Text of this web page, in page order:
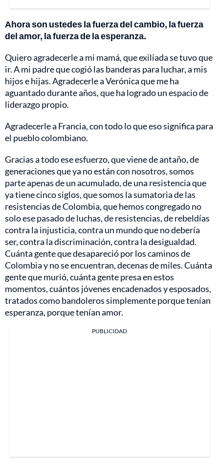
Ahora son ustedes la fuerza del cambio, la fuerza
del amor, la fuerza de la esperanza.
Quiero agradecerle a mi mamá, que exiliada se tuvo que
ir. A mi padre que cogió las banderas para luchar, a mis
hijos e hijas. Agradecerle a Verónica que me ha
aguantado durante años, que ha logrado un espacio de
liderazgo propio.
Agradecerle a Francia, con todo lo que eso significa para
el pueblo colombiano.
Gracias a todo ese esfuerzo, que viene de antaño, de
generaciones que ya no están con nosotros, somos
parte apenas de un acumulado, de una resistencia que
ya tiene cinco siglos, que somos la sumatoria de las
resistencias de Colombia, que hemos congregado no
solo ese pasado de luchas, de resistencias, de rebeldías
contra la injusticia, contra un mundo que no debería
ser, contra la discriminación, contra la desigualdad.
Cuánta gente que desapareció por los caminos de
Colombia y no se encuentran, decenas de miles. Cuánta
gente que murió, cuánta gente presa en estos
momentos, cuántos jóvenes encadenados y esposados,
tratados como bandoleros simplemente porque tenían
esperanza, porque tenían amor.
PUBLICIDAD